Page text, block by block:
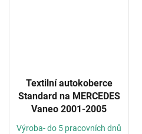
Textilní autokoberce
Standard na MERCEDES
Vaneo 2001-2005
Výroba- do 5 pracovních dnů